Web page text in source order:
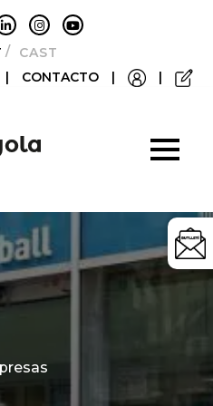
CASTELLANO
| CONTACTO | |
Categories